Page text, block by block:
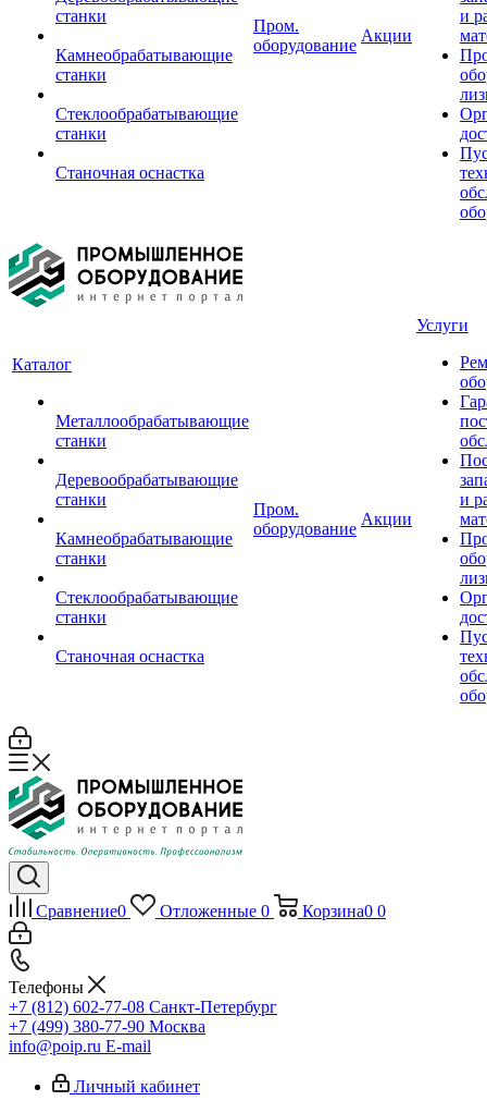
станки
Камнеобрабатывающие
станки
Стеклообрабатывающие
станки
Станочная оснастка
Пром.
оборудование
Акции
и
Каталог
Металлообрабатывающие
станки
Деревообрабатывающие
станки
Камнеобрабатывающие
станки
Стеклообрабатывающие
станки
Станочная оснастка
Пром.
оборудование
Акции
Услуги
и
Сравнение0 Отложенные 0 Корзина0 0
Телефоны
+7 (812) 602-77-08 Санкт-Петербург
+7 (499) 380-77-90 Москва
info@poip.ru E-mail
Личный кабинет